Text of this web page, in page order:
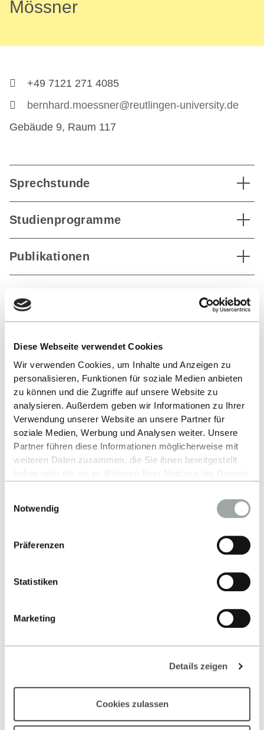
Diese Webseite verwendet Cookies
Wir verwenden Cookies, um Inhalte und Anzeigen zu
personalisieren, Funktionen für soziale Medien anbieten
zu können und die Zugriffe auf unsere Website zu
analysieren. Außerdem geben wir Informationen zu Ihrer
Verwendung unserer Website an unsere Partner für
soziale Medien, Werbung und Analysen weiter. Unsere
Partner führen diese Informationen möglicherweise mit
weiteren Daten zusammen, die Sie ihnen bereitgestellt
Alles zum Thema Cookies und personenbezogene
Datenverarbeitung entnehmen Sie unserer
Notwendig
Präferenzen
Statistiken
Marketing
Details zeigen
Cookies zulassen
Mössner
+49 7121 271 4085
bernhard.moessner@reutlingen-university.de
Gebäude 9, Raum 117
Sprechstunde
Studienprogramme
Publikationen
ZURÜCK ZUR LISTE
Nach oben
72762 Reutlingen
Google Maps
Liebe Besucher:innen, um relevante Inhalte
abspielen zu können, bitten wir Sie Cookies